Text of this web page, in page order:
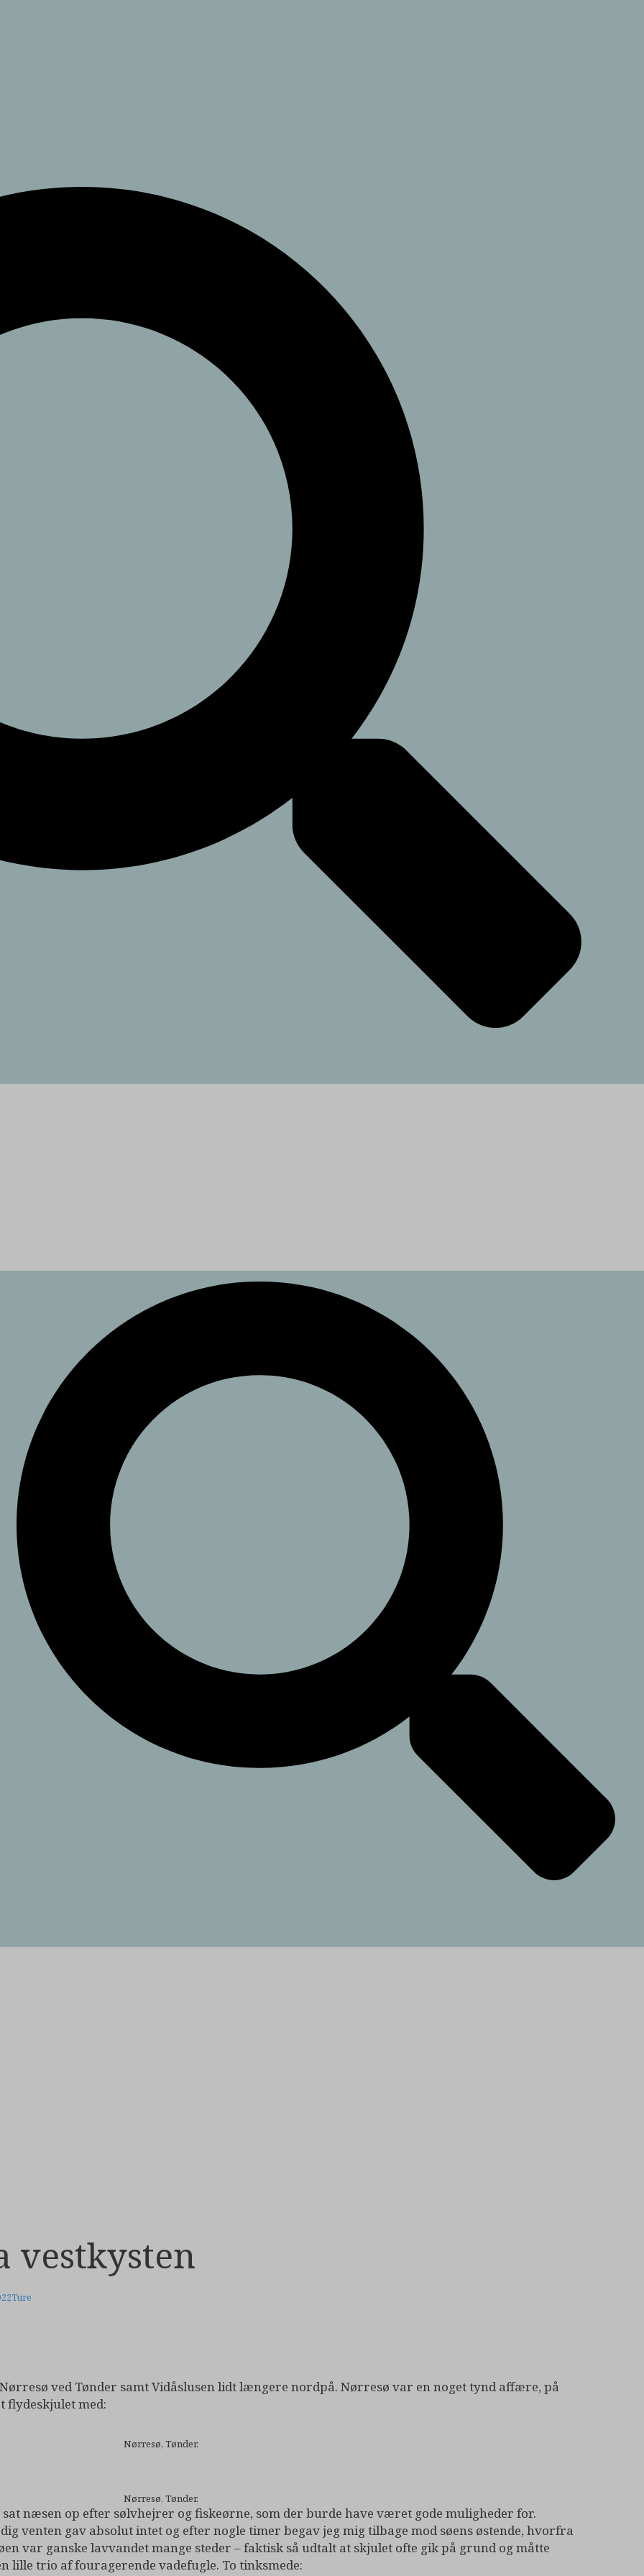
vestkysten
Ture
ved Tønder samt Vidåslusen lidt længere nordpå. Nørresø var en noget tynd affære, på
flydeskjulet med:
Nørresø, Tønder.
Nørresø, Tønder.
næsen op efter sølvhejrer og fiskeørne, som der burde have været gode muligheder for.
venten gav absolut intet og efter nogle timer begav jeg mig tilbage mod søens østende, hvorfra
var ganske lavvandet mange steder – faktisk så udtalt at skjulet ofte gik på grund og måtte
lille trio af fouragerende vadefugle. To tinksmede: